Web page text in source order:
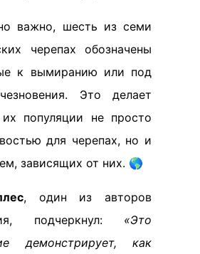
важно, шесть из семи
черепах обозначены
к вымиранию или под
Это делает
их популяции не просто
для черепах, но и
зависящих от них. 🌎
, один из авторов
подчеркнул: «Это
демонстрирует, как